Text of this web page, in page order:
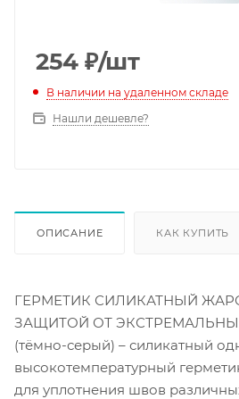
254 ₽/шт
В наличии на удаленном складе
Нашли дешевле?
ОПИСАНИЕ КАК КУПИТЬ
ГЕРМЕТИК СИЛИКАТНЫЙ
ЗАЩИТОЙ ОТ
(тёмно-серый) – силикатный
высокотемпературный
для уплотнения швов